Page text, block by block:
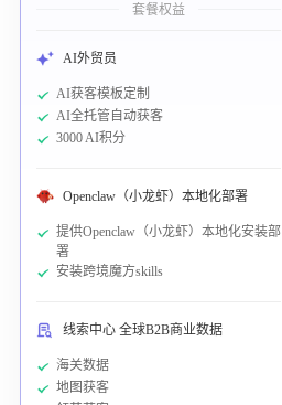
套餐权益
AI外贸员
AI获客模板定制
AI全托管自动获客
3000 AI积分
Openclaw（小龙虾）本地化部署
提供Openclaw（小龙虾）本地化安装部
署
安装跨境魔方skills
线索中心 全球B2B商业数据
海关数据
地图获客